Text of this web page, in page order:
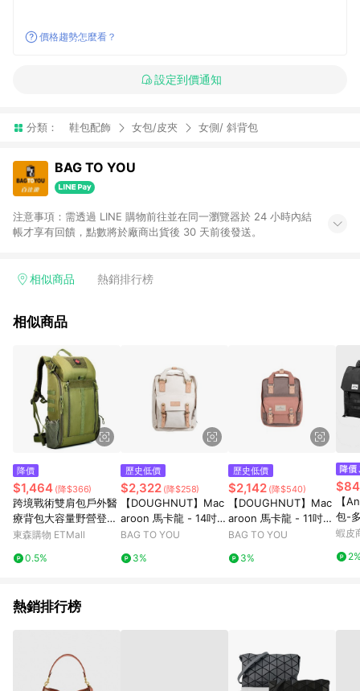
價格趨勢怎麼看？
設定到價通知
分類： 鞋包配飾 女包/皮夾 女側/ 斜背包
BAG TO YOU
注意事項：需透過 LINE 購物前往並在同一瀏覽器於 24 小時內結
帳才享有回饋，點數將於廠商出貨後 30 天前後發送。
相似商品 熱銷排行榜
相似商品
降價
$1,464 (降$366)
跨境戰術雙肩包戶外醫
療背包大容量野營登山
背包急救行囊多功能
東森購物 ETMall
0.5%
歷史低價
$2,322 (降$258)
【DOUGHNUT】Mac
aroon 馬卡龍 - 14吋後
背包 - 石 D010RE-000
BAG TO YOU
3%
歷史低價
$2,142 (降$540)
【DOUGHNUT】Mac
aroon 馬卡龍 - 11吋後
背包 - 薰衣草x粉紅玫
BAG TO YOU
3%
【
包-
男書
蝦皮
熱銷排行榜